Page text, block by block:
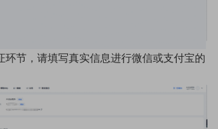
环节，请填写真实信息进行微信或支付宝的